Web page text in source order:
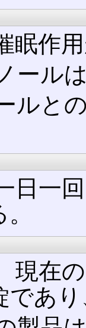
眠作
ール
ルと
日一
現在
であ